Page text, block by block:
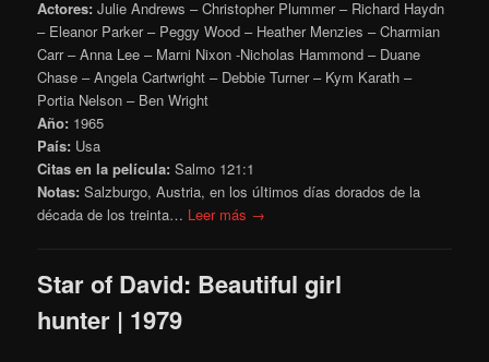
Actores: Julie Andrews – Christopher Plummer – Richard Haydn
– Eleanor Parker – Peggy Wood – Heather Menzies – Charmian
Carr – Anna Lee – Marni Nixon -Nicholas Hammond – Duane
Chase – Angela Cartwright – Debbie Turner – Kym Karath –
Portia Nelson – Ben Wright
Año: 1965
País: Usa
Citas en la película: Salmo 121:1
Notas:Salzburgo, Austria, en los úItimos días dorados de la
década de los treinta… Leer más →
Star of David: Beautiful girl
hunter | 1979